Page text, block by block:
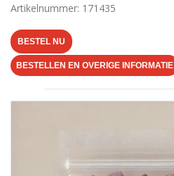
Artikelnummer: 171435
BESTEL NU
BESTELLEN EN OVERIGE INFORMATIE